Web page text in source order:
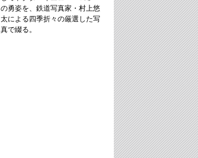
の勇姿を、鉄道写真家・村上悠
太による四季折々の厳選した写
真で綴る。